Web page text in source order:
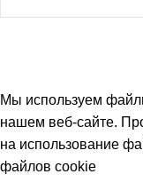
Мы используем
нашем веб-сайте.
на использование
файлов cookie